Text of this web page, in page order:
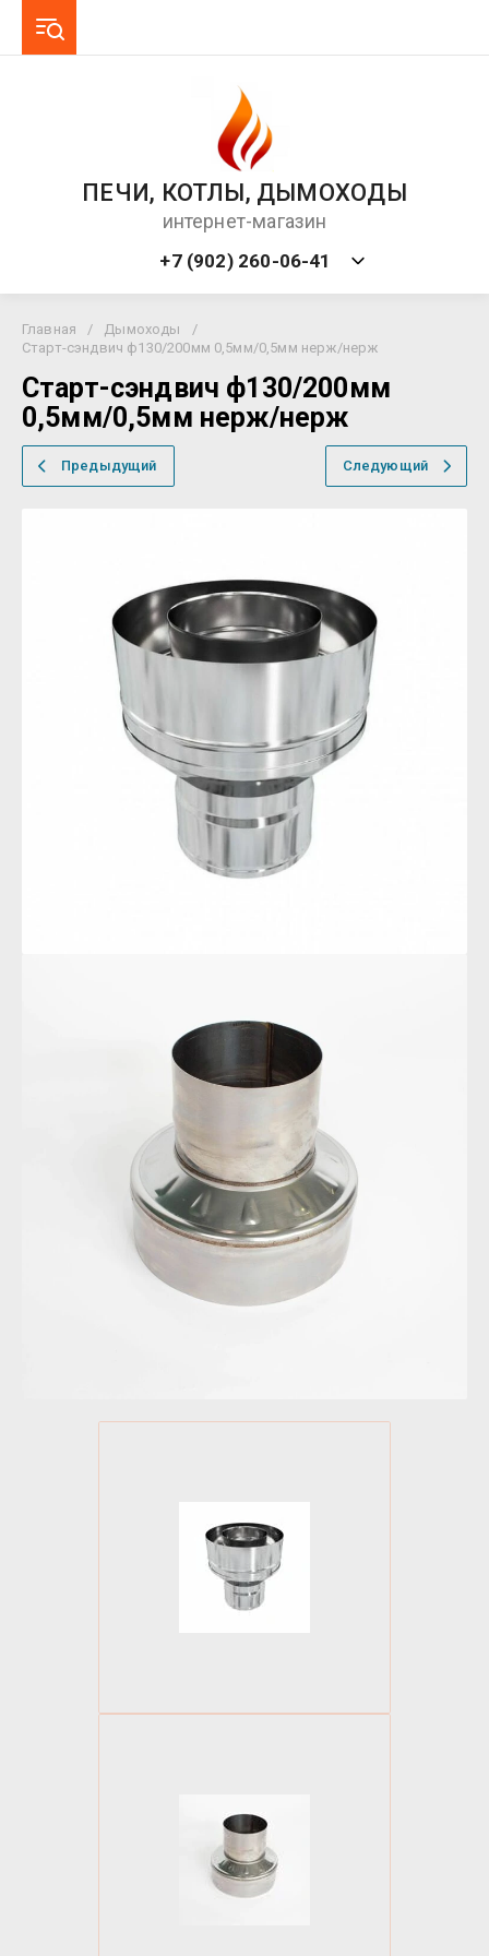
ПЕЧИ, КОТЛЫ, ДЫМОХОДЫ
интернет-магазин
+7 (902) 260-06-41
Главная / Дымоходы
/
Старт-сэндвич ф130/200мм 0,5мм/0,5мм нерж/нерж
Старт-сэндвич ф130/200мм
0,5мм/0,5мм нерж/нерж
Предыдущий Следующий